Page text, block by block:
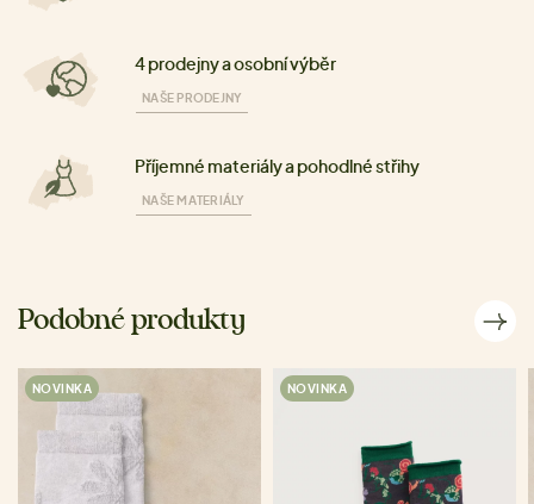
4 prodejny a osobní výběr
NAŠE PRODEJNY
Příjemné materiály a pohodlné střihy
NAŠE MATERIÁLY
Podobné produkty
NOVINKA NOVINKA